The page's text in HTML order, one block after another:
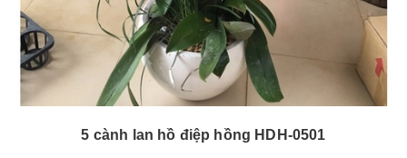
5 cành lan hồ điệp hồng HDH-0501